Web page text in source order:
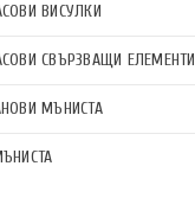
ВИСУЛКИ
СВЪРЗВАЩИ ЕЛЕМЕНТИ
МЪНИСТА